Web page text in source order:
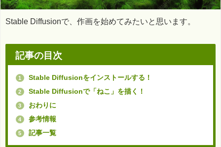
Stable Diffusionで、作画を始めてみたいと思います。
記事の目次
1 Stable Diffusionをインストールする！
2 Stable Diffusionで「ねこ」を描く！
3 おわりに
4 参考情報
5 記事一覧